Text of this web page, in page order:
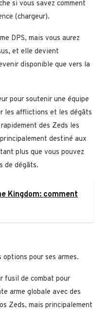
si vous savez comment
(chargeur).
DPS, mais vous aurez
et elle devient
disponible que vers la
pour soutenir une équipe
les afflictions et les dégâts
des Zeds les
destiné aux
plus que vous pouvez
de dégâts.
Kingdom: comment
options pour ses armes.
fusil de combat pour
arme globale avec des
Zeds, mais principalement